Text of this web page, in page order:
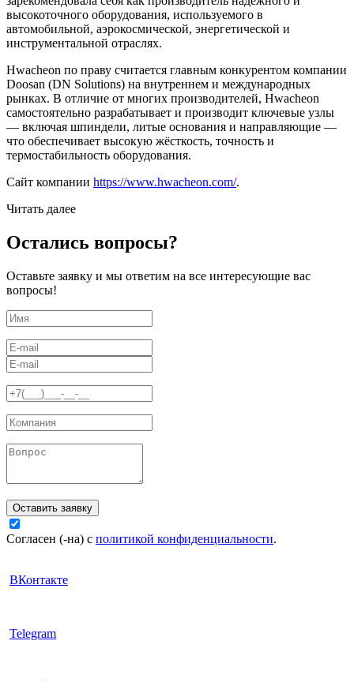
высокоточного оборудования, используемого в
автомобильной, аэрокосмической, энергетической и
инструментальной отраслях.
Hwacheon по праву считается главным конкурентом компании
Doosan (DN Solutions) на внутреннем и международных
рынках. В отличие от многих производителей, Hwacheon
самостоятельно разрабатывает и производит ключевые узлы
— включая шпиндели, литые основания и направляющие —
что обеспечивает высокую жёсткость, точность и
термостабильность оборудования.
Сайт компании https://www.hwacheon.com/.
Читать далее
Остались вопросы?
Оставьте заявку и мы ответим на все интересующие вас
вопросы!
Оставить заявку
Согласен (-на) с политикой конфиденциальности.
ВКонтакте
Telegram